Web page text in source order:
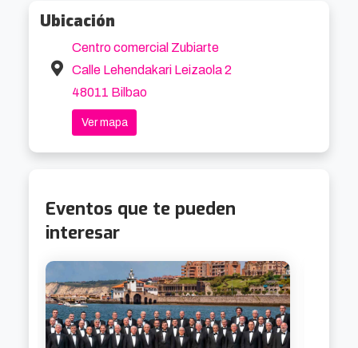
Ubicación
Centro comercial Zubiarte
Calle Lehendakari Leizaola 2
48011 Bilbao
Ver mapa
Eventos que te pueden
interesar